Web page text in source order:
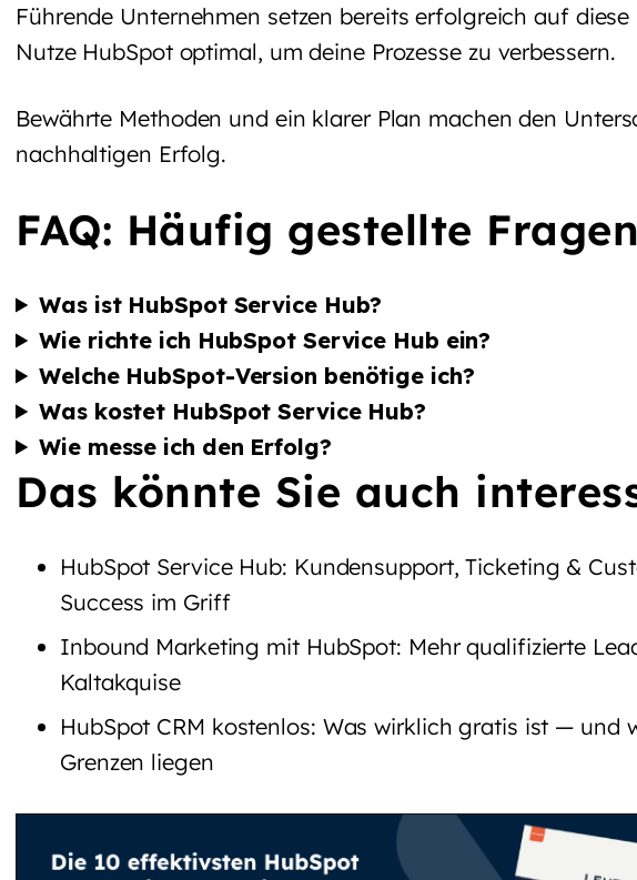
Führende Unternehmen setzen bereits erfolgreich auf diese
Nutze HubSpot optimal, um deine Prozesse zu verbessern.
Bewährte Methoden und ein klarer Plan machen den
nachhaltigen Erfolg.
FAQ: Häufig gestellte
Was ist HubSpot Service Hub?
Wie richte ich HubSpot Service Hub ein?
Welche HubSpot-Version benötige ich?
Was kostet HubSpot Service Hub?
Wie messe ich den Erfolg?
Das könnte Sie auch
HubSpot Service Hub: Kundensupport, Ticketing &
Success im Griff
Inbound Marketing mit HubSpot: Mehr qualifizierte
Kaltakquise
HubSpot CRM kostenlos: Was wirklich gratis ist — und
Grenzen liegen